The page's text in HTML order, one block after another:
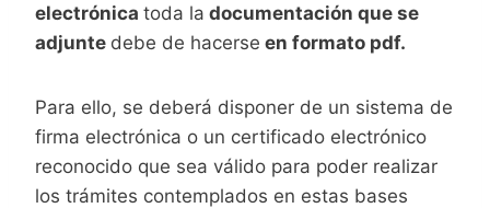
electrónica toda la documentación que se
adjunte debe de hacerse en formato pdf.
Para ello, se deberá disponer de un sistema de
firma electrónica o un certificado electrónico
reconocido que sea válido para poder realizar
los trámites contemplados en estas bases